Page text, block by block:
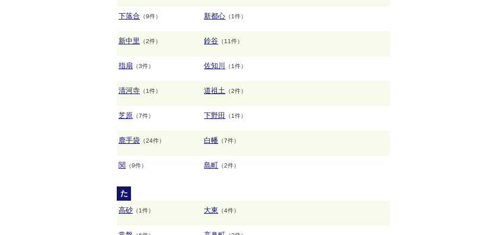
下落合 （9件） 新都心 （1件）
新中里 （2件） 鈴谷 （11件）
指扇 （3件） 佐知川 （1件）
清河寺 （1件） 道祖土 （2件）
芝原 （7件） 下野田 （1件）
鹿手袋 （24件） 白幡 （7件）
関 （9件） 島町 （2件）
た
高砂 （1件） 大東 （4件）